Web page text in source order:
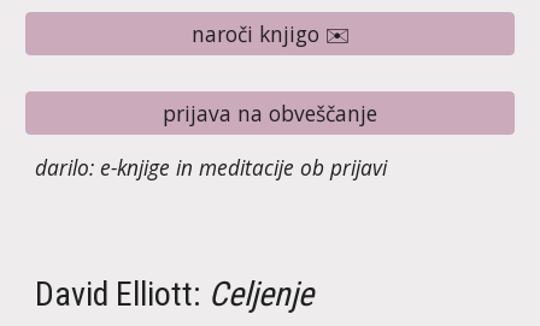
naroči knjigo ✉️
prijava na obveščanje
darilo: e-knjige in meditacije ob prijavi
David Elliott: Celjenje